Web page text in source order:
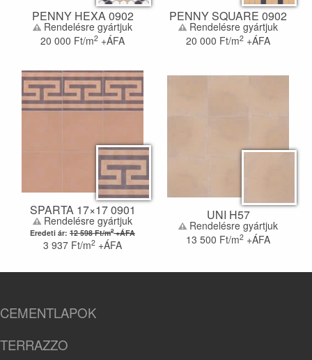
PENNY HEXA 0902
Rendelésre gyártjuk
20 000 Ft/m2 +ÁFA
PENNY SQUARE 0902
Rendelésre gyártjuk
20 000 Ft/m2 +ÁFA
SPARTA 17×17 0901
Rendelésre gyártjuk
Eredeti ár: 12 598Ft/m2 +ÁFA
3 937 Ft/m2 +ÁFA
UNI H57
Rendelésre gyártjuk
13 500 Ft/m2 +ÁFA
CEMENTLAPOK
TERRAZZO